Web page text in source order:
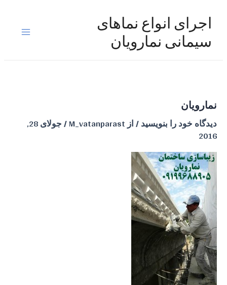
اجرای انواع نماهای
سیمانی نمارویان
Main
نمارویان
دیدگاه‌ خود را بنویسید/ ازM_vatanparast
/ جولای 28,
2016